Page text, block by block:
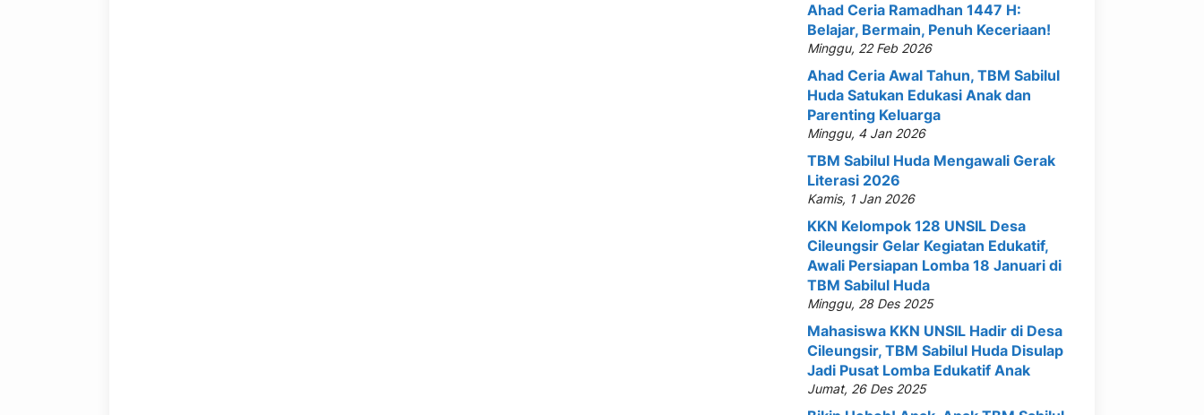
Ahad Ceria Ramadhan 1447 H:
Belajar, Bermain, Penuh Keceriaan!
Minggu, 22 Feb 2026
Ahad Ceria Awal Tahun, TBM Sabilul
Huda Satukan Edukasi Anak dan
Parenting Keluarga
Minggu, 4 Jan 2026
TBM Sabilul Huda Mengawali Gerak
Literasi 2026
Kamis, 1 Jan 2026
KKN Kelompok 128 UNSIL Desa
Cileungsir Gelar Kegiatan Edukatif,
Awali Persiapan Lomba 18 Januari di
TBM Sabilul Huda
Minggu, 28 Des 2025
Mahasiswa KKN UNSIL Hadir di Desa
Cileungsir, TBM Sabilul Huda Disulap
Jadi Pusat Lomba Edukatif Anak
Jumat, 26 Des 2025